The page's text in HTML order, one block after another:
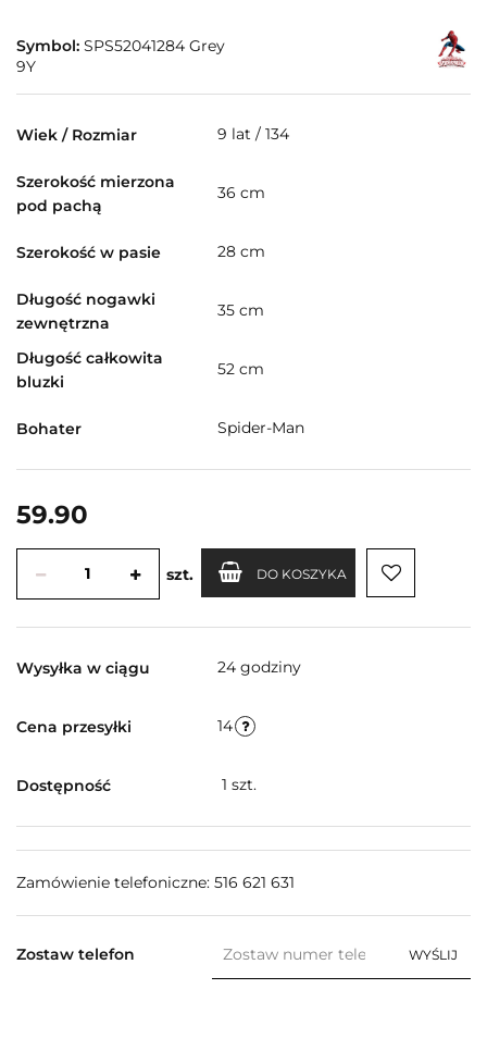
Symbol: SPS52041284 Grey
9Y
Wiek / Rozmiar 9 lat / 134
Szerokość mierzona
pod pachą
36 cm
Szerokość w pasie 28 cm
Długość nogawki
zewnętrzna
35 cm
Długość całkowita
bluzki
52 cm
Bohater Spider-Man
59.90
szt. DO KOSZYKA
Wysyłka w ciągu 24 godziny
Cena przesyłki 14
Dostępność 1 szt.
Zamówienie telefoniczne: 516 621 631
Zostaw telefon WYŚLIJ